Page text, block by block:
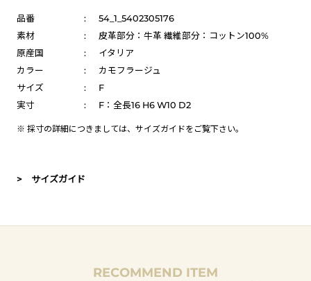
品番 :
54_1_5402305176
素材
:
皮革部分：牛革 繊維部分：コットン100%
原産国
:
イタリア
カラー
:
カモフラージュ
サイズ
:
F
実寸
: F：全長16 H6 W10 D2
※ 採寸の詳細につきましては、 サイズガイドをご覧下さい。
> サイズガイド
RECOMMEND ITEM